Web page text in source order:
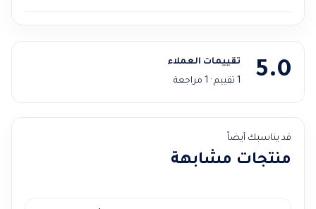
5.0
تقييمات العملاء
1 تقييم · 1 مراجعة
قد يناسبك أيضاً
منتجات مشابهة